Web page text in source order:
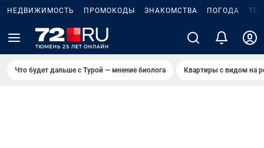
НЕДВИЖИМОСТЬ ПРОМОКОДЫ ЗНАКОМСТВА ПОГОДА
Что будет дальше с Турой — мнение биолога Квартиры с видом на